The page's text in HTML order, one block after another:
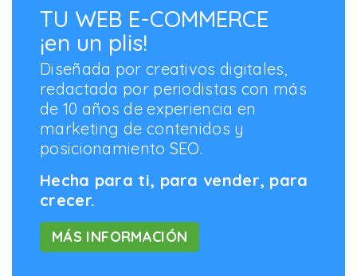
TU WEB E-COMMERCE
¡en un plis!
Diseñada por creativos digitales,
redactada por periodistas con más
de 10 años de experiencia en
marketing de contenidos y
posicionamiento SEO.
Hecha para ti, para vender, para
crecer.
MÁS INFORMACIÓN